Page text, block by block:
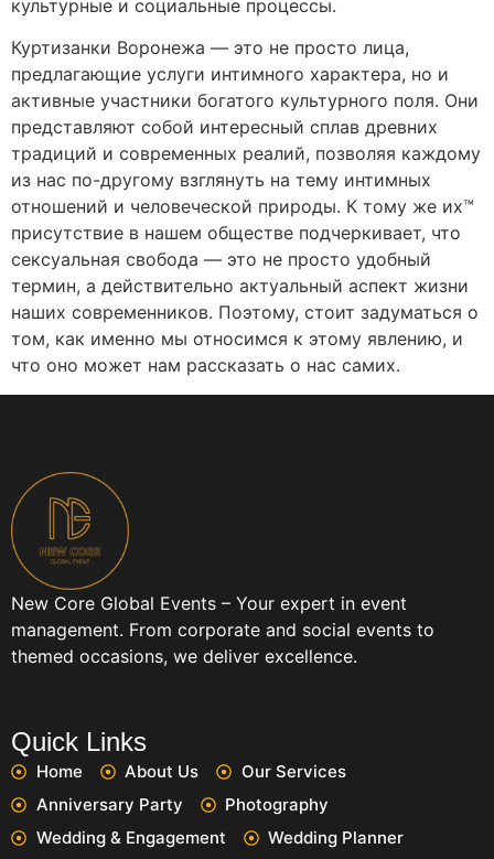
культурные и социальные процессы.
Куртизанки Воронежа — это не просто лица,
предлагающие услуги интимного характера, но и
активные участники богатого культурного поля. Они
представляют собой интересный сплав древних
традиций и современных реалий, позволяя каждому
из нас по-другому взглянуть на тему интимных
отношений и человеческой природы. К тому же их™
присутствие в нашем обществе подчеркивает, что
сексуальная свобода — это не просто удобный
термин, а действительно актуальный аспект жизни
наших современников. Поэтому, стоит задуматься о
том, как именно мы относимся к этому явлению, и
что оно может нам рассказать о нас самих.
New Core Global Events – Your expert in event
management. From corporate and social events to
themed occasions, we deliver excellence.
Quick Links
Home About Us
Our Services
Anniversary Party
Photography
Wedding & Engagement
Wedding Planner